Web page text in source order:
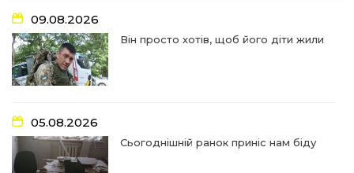
27 лип
історії Героїв Барвінківщини стали частиною
літопису війни
17:18
27 лип
У Барвінківській громаді вшанували людей
найгуманнішої професії
16:29
22 лип
Медики Барвінківської громади
вдосконалюють професійні навички
09.08.2026
Він просто хотів, щоб його діти жили
05.08.2026
Сьогоднішній ранок приніс нам біду